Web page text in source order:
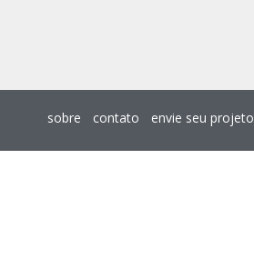
sobre contato envie seu projeto